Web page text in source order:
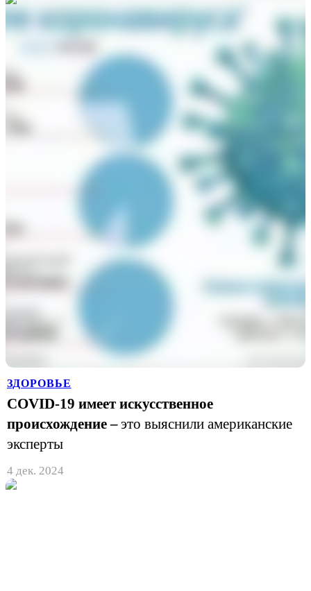
ЗДОРОВЬЕ
COVID-19 имеет искусственное
происхождение – это выяснили американские
эксперты
4 дек. 2024